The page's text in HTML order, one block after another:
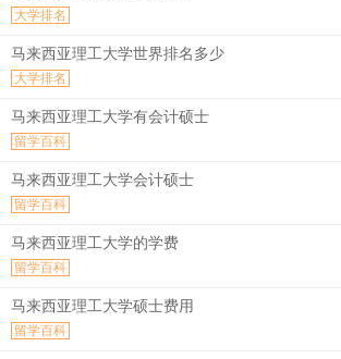
大学排名
马来西亚理工大学世界排名多少
大学排名
马来西亚理工大学有会计硕士
留学百科
马来西亚理工大学会计硕士
留学百科
马来西亚理工大学的学费
留学百科
马来西亚理工大学硕士费用
留学百科